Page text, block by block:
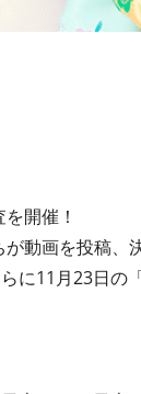
開催！
が動画を投稿
に11⽉23⽇の